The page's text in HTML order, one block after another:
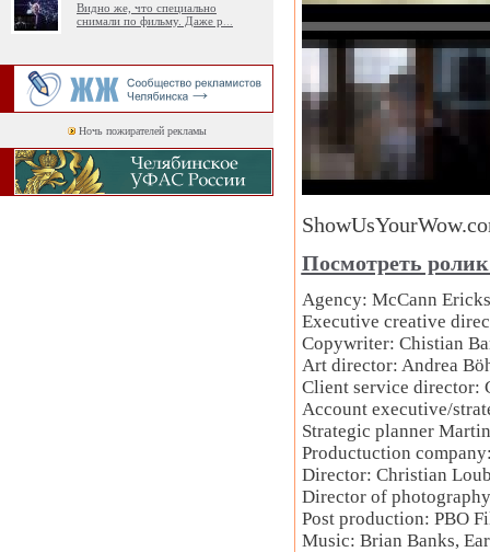
Видно же, что специально
снимали по фильму. Даже р
Ночь пожирателей рекламы
Посмотреть
Agency: McCann
Executive creative
Copywriter: Chistian
Art director: Andrea
Client service director:
Account executive/
Strategic planner
Productuction
Director: Christian
Director of
Post production: PBO
Music: Brian Banks,